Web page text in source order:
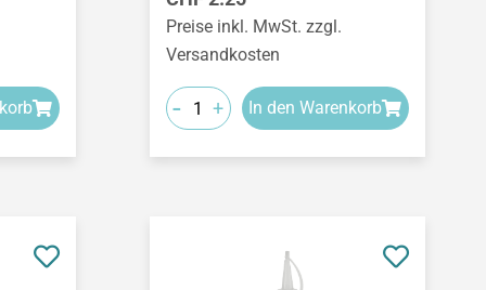
Preise inkl. MwSt. zzgl.
Versandkosten
- + In den Warenkorb